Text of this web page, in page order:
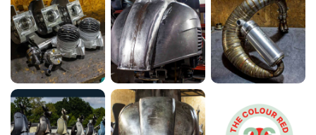
Schlauch Continental 10D, Ventil 90°
Mehr erfahren
€9,90